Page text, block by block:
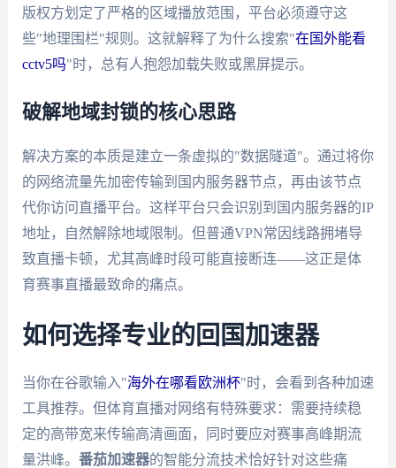
版权方划定了严格的区域播放范围，平台必须遵守这
些"地理围栏"规则。这就解释了为什么搜索"在国外能看
cctv5吗"时，总有人抱怨加载失败或黑屏提示。
破解地域封锁的核心思路
解决方案的本质是建立一条虚拟的"数据隧道"。通过将你
的网络流量先加密传输到国内服务器节点，再由该节点
代你访问直播平台。这样平台只会识别到国内服务器的IP
地址，自然解除地域限制。但普通VPN常因线路拥堵导
致直播卡顿，尤其高峰时段可能直接断连——这正是体
育赛事直播最致命的痛点。
如何选择专业的回国加速器
当你在谷歌输入"海外在哪看欧洲杯"时，会看到各种加速
工具推荐。但体育直播对网络有特殊要求：需要持续稳
定的高带宽来传输高清画面，同时要应对赛事高峰期流
量洪峰。 番茄加速器的智能分流技术恰好针对这些痛